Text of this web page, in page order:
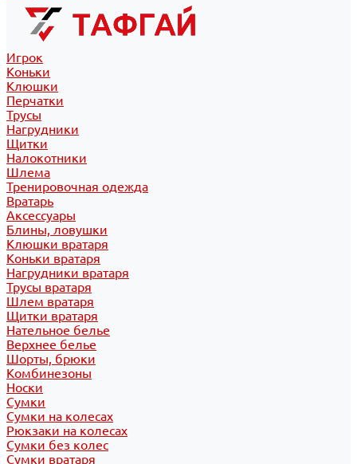
Игрок
Коньки
Клюшки
Перчатки
Трусы
Нагрудники
Щитки
Налокотники
Шлема
Тренировочная одежда
Вратарь
Аксессуары
Блины, ловушки
Клюшки вратаря
Коньки вратаря
Нагрудники вратаря
Трусы вратаря
Шлем вратаря
Щитки вратаря
Нательное белье
Верхнее белье
Шорты, брюки
Комбинезоны
Носки
Сумки
Сумки на колесах
Рюкзаки на колесах
Сумки без колес
Сумки вратаря